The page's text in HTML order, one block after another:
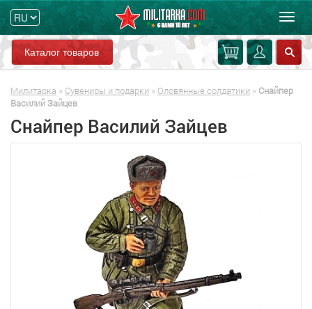
Каталог товаров
Милитарка » Сувениры и подарки » Оловянные солдатики » Снайпер
Василий Зайцев
Снайпер Василий Зайцев